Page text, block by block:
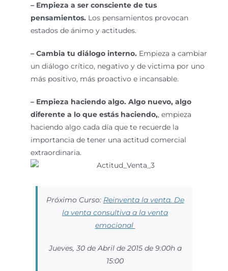
– Empieza a ser consciente de tus
pensamientos. Los pensamientos provocan
estados de ánimo y actitudes.
– Cambia tu diálogo interno. Empieza a cambiar
un diálogo crítico, negativo y de victima por uno
más positivo, más proactivo e incansable.
– Empieza haciendo algo. Algo nuevo, algo
diferente a lo que estás haciendo,, empieza
haciendo algo cada día que te recuerde la
importancia de tener una actitud comercial
extraordinaria.
Próximo Curso: Reinventa la venta. De
la venta consultiva a la venta
emocional
Jueves, 30 de Abril de 2015 de 9:00h a
15:00